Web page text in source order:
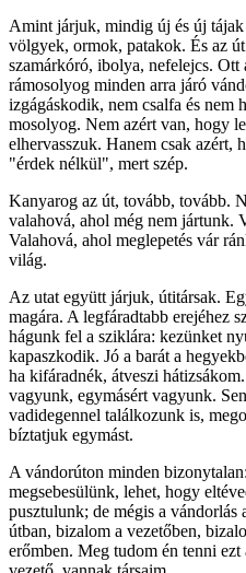
Amint járjuk, mindig új és új
völgyek, ormok, patakok. És az
szamárkóró, ibolya, nefelejcs. Ott
rámosolyog minden arra járó
izgágáskodik, nem csalfa és nem
mosolyog. Nem azért van, hogy
elhervasszuk. Hanem csak
"érdek nélkül", mert szép.
Kanyarog az út, tovább, tovább.
valahová, ahol még nem jártunk.
Valahová, ahol meglepetés vár
világ.
Az utat együtt járjuk, útitársak.
magára. A legfáradtabb erejéhez
hágunk fel a sziklára: kezünket
kapaszkodik. Jó a barát a
ha kifáradnék, átveszi
vagyunk, egymásért vagyunk.
vadidegennel találkozunk is,
bíztatjuk egymást.
A vándorúton minden
megsebesülünk, lehet, hogy
pusztulunk; de mégis a
útban, bizalom a vezetőben,
erőmben. Meg tudom én tenni